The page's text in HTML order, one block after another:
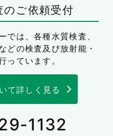
ご依頼受付
では、各種水質検査、
どの検査及び放射能・
っています。
て詳しく見る
1132